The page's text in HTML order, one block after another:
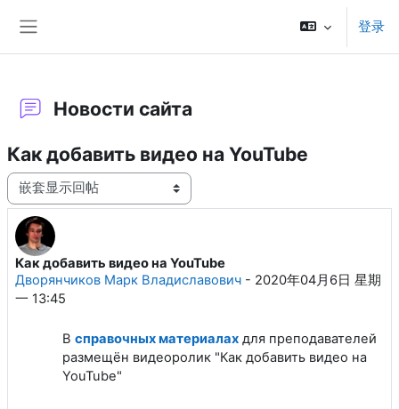
登录
Новости сайта
Как добавить видео на YouTube
显示模式
Как добавить видео на YouTube
Дворянчиков Марк Владиславович - 2020年04月6日 星期
一 13:45
回帖数：0
В справочных материалах для преподавателей
размещён видеоролик "Как добавить видео на
YouTube"